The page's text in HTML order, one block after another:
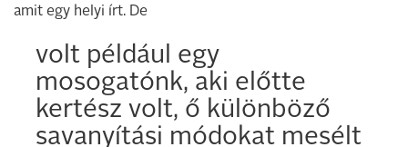
amit egy helyi írt. De
volt például egy
mosogatónk, aki előtte
kertész volt, ő különböző
savanyítási módokat mesélt